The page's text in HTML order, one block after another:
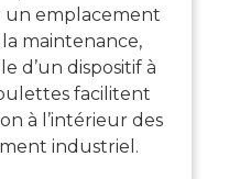
un emplacement
maintenance,
d’un dispositif à
facilitent
à l’intérieur des
industriel.